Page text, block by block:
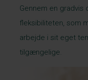
Gennem en gradvis
fleksibiliteten, som
arbejde i sit eget
tilgængelige.